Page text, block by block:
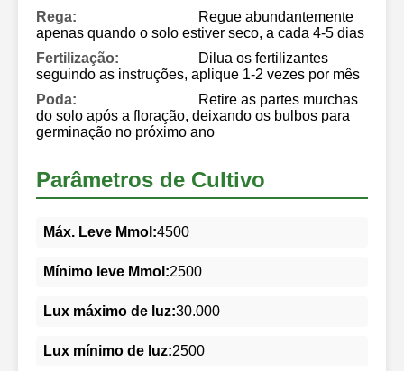
Rega:
Regue abundantemente
apenas quando o solo estiver seco, a cada 4-5 dias
Fertilização:
Dilua os fertilizantes
seguindo as instruções, aplique 1-2 vezes por mês
Poda:
Retire as partes murchas
do solo após a floração, deixando os bulbos para
germinação no próximo ano
Parâmetros de Cultivo
Máx. Leve Mmol:4500
Mínimo leve Mmol:2500
Lux máximo de luz:30.000
Lux mínimo de luz:2500